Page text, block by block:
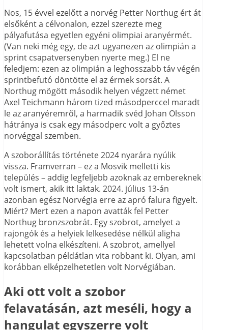
Nos, 15 évvel ezelőtt a norvég Petter Northug ért át
elsőként a célvonalon, ezzel szerezte meg
pályafutása egyetlen egyéni olimpiai aranyérmét.
(Van neki még egy, de azt ugyanezen az olimpián a
sprint csapatversenyben nyerte meg.) El ne
feledjem: ezen az olimpián a leghosszabb táv végén
sprintbefutó döntötte el az érmek sorsát. A
Northug mögött második helyen végzett német
Axel Teichmann három tized másodperccel maradt
le az aranyéremről, a harmadik svéd Johan Olsson
hátránya is csak egy másodperc volt a győztes
norvéggal szemben.
A szoborállítás története 2024 nyarára nyúlik
vissza. Framverran – ez a Mosvik melletti kis
település – addig legfeljebb azoknak az embereknek
volt ismert, akik itt laktak. 2024. július 13-án
azonban egész Norvégia erre az apró falura figyelt.
Miért? Mert ezen a napon avatták fel Petter
Northug bronzszobrát. Egy szobrot, amelyet a
rajongók és a helyiek lelkesedése nélkül aligha
lehetett volna elkészíteni. A szobrot, amellyel
kapcsolatban példátlan vita robbant ki. Olyan, ami
korábban elképzelhetetlen volt Norvégiában.
Aki ott volt a szobor
felavatásán, azt meséli, hogy a
hangulat egyszerre volt